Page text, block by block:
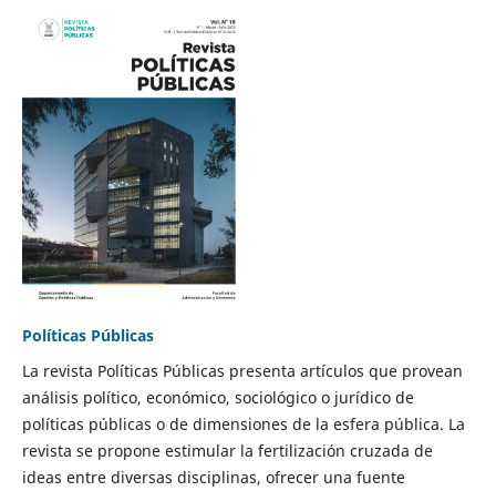
Políticas Públicas
La revista Políticas Públicas presenta artículos que provean
análisis político, económico, sociológico o jurídico de
políticas públicas o de dimensiones de la esfera pública. La
revista se propone estimular la fertilización cruzada de
ideas entre diversas disciplinas, ofrecer una fuente